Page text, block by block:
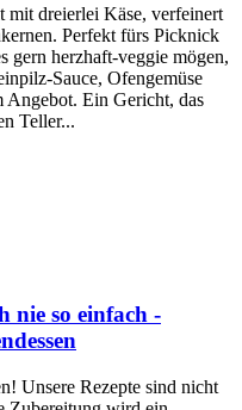
mit dreierlei Käse, verfeinert
Perfekt fürs Picknick
gern herzhaft-veggie mögen,
Sauce, Ofengemüse
Angebot. Ein Gericht, das
Teller...
nie so einfach -
Unsere Rezepte sind nicht